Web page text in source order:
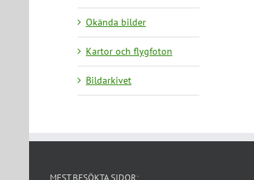
Okända bilder
Kartor och flygfoton
Bildarkivet
MEST BESÖKTA SIDOR: